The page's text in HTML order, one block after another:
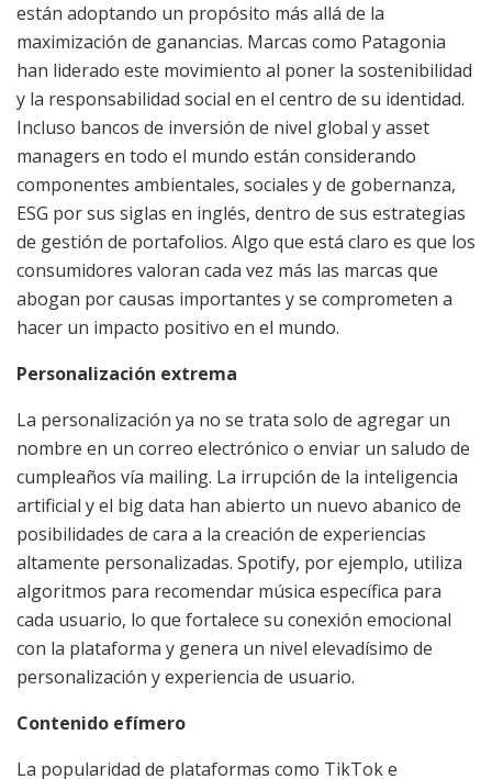
están adoptando un propósito más allá de la
maximización de ganancias. Marcas como Patagonia
han liderado este movimiento al poner la sostenibilidad
y la responsabilidad social en el centro de su identidad.
Incluso bancos de inversión de nivel global y asset
managers en todo el mundo están considerando
componentes ambientales, sociales y de gobernanza,
ESG por sus siglas en inglés, dentro de sus estrategias
de gestión de portafolios. Algo que está claro es que los
consumidores valoran cada vez más las marcas que
abogan por causas importantes y se comprometen a
hacer un impacto positivo en el mundo.
Personalización extrema
La personalización ya no se trata solo de agregar un
nombre en un correo electrónico o enviar un saludo de
cumpleaños vía mailing. La irrupción de la inteligencia
artificial y el big data han abierto un nuevo abanico de
posibilidades de cara a la creación de experiencias
altamente personalizadas. Spotify, por ejemplo, utiliza
algoritmos para recomendar música específica para
cada usuario, lo que fortalece su conexión emocional
con la plataforma y genera un nivel elevadísimo de
personalización y experiencia de usuario.
Contenido efímero
La popularidad de plataformas como TikTok e